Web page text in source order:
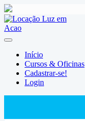
Skip
to
content
Início
Cursos & Oficinas
Cadastrar-se!
Login